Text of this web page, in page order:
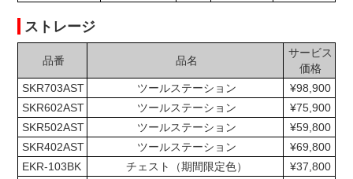
ストレージ
品番 品名
サービス
価格
SKR703AST
ツールステーション
¥98,900
SKR602AST
ツールステーション
¥75,900
SKR502AST
ツールステーション
¥59,800
SKR402AST
ツールステーション
¥69,800
EKR-103BK
チェスト（期間限定色）
¥37,800